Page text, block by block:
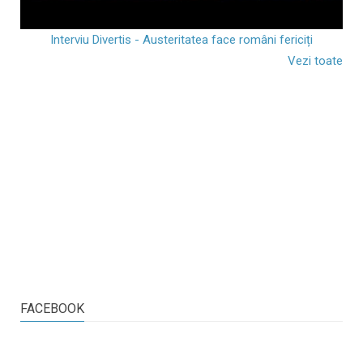
Interviu Divertis - Austeritatea face români fericiți
Vezi toate
FACEBOOK